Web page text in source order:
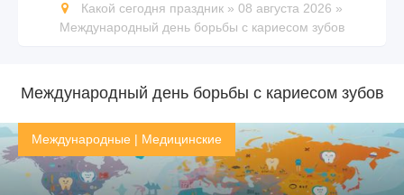
Какой сегодня праздник » 08 августа 2026 »
Международный день борьбы с кариесом зубов
Международный день борьбы с кариесом зубов
Международные | Медицинские